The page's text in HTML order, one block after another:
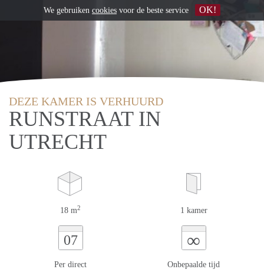
DEZE KAMER IS VERHUURD
RUNSTRAAT IN
UTRECHT
18 m2 1 kamer
07
Per direct
∞
Onbepaalde tijd
We gebruiken cookies voor de beste service OK!